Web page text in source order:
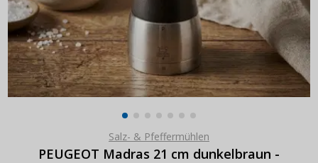
Salz- & Pfeffermühlen
PEUGEOT Madras 21 cm dunkelbraun -